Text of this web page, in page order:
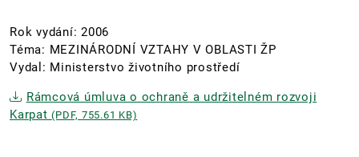
Rok vydání: 2006
Téma: MEZINÁRODNÍ VZTAHY V OBLASTI ŽP
Vydal: Ministerstvo životního prostředí
Rámcová úmluva o ochraně a udržitelném rozvoji
Karpat(PDF, 755.61 KB)